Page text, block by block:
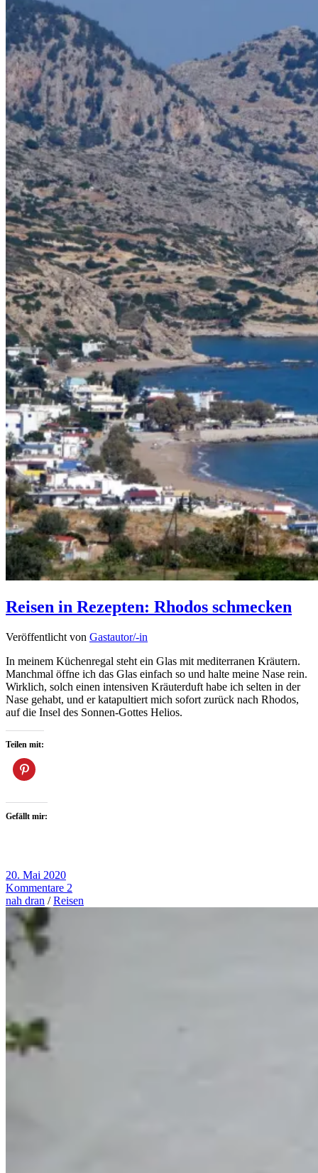
Reisen in Rezepten: Rhodos schmecken
Veröffentlicht von Gastautor/-in
In meinem Küchenregal steht ein Glas mit mediterranen Kräutern.
Manchmal öffne ich das Glas einfach so und halte meine Nase rein.
Wirklich, solch einen intensiven Kräuterduft habe ich selten in der
Nase gehabt, und er katapultiert mich sofort zurück nach Rhodos,
auf die Insel des Sonnen-Gottes Helios.
Teilen mit:
Gefällt mir:
20. Mai 2020
Kommentare 2
nah dran /Reisen